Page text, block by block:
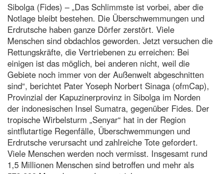
Sibolga (Fides) – „Das Schlimmste ist vorbei, aber die
Notlage bleibt bestehen. Die Überschwemmungen und
Erdrutsche haben ganze Dörfer zerstört. Viele
Menschen sind obdachlos geworden. Jetzt versuchen die
Rettungskräfte, die Vertriebenen zu erreichen: Bei
einigen ist das möglich, bei anderen nicht, weil die
Gebiete noch immer von der Außenwelt abgeschnitten
sind“, berichtet Pater Yoseph Norbert Sinaga (ofmCap),
Provinzial der Kapuzinerprovinz in Sibolga im Norden
der indonesischen Insel Sumatra, gegenüber Fides. Der
tropische Wirbelsturm „Senyar“ hat in der Region
sintflutartige Regenfälle, Überschwemmungen und
Erdrutsche verursacht und zahlreiche Tote gefordert.
Viele Menschen werden noch vermisst. Insgesamt rund
1,5 Millionen Menschen sind betroffen und mehr als